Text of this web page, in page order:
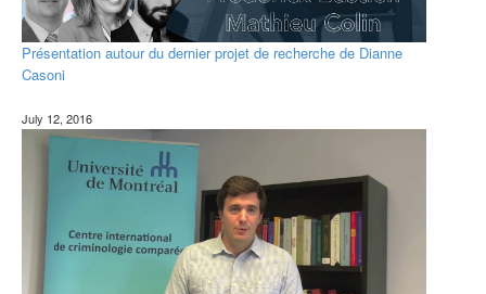
Présentation autour du dernier projet de recherche de Dianne
Casoni
July 12, 2016